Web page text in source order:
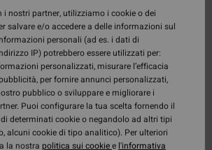
i nostri partner, utilizziamo i cookie o dei
salvare e/o accedere a delle informazioni sul
personali (ad es. i dati di
IP) potrebbero essere utilizzati per:
personalizzati, misurare l’efficacia
per fornire annunci personalizzati,
pubblico o sviluppare e migliorare i
Puoi configurare la tua scelta fornendo il
determinati cookie o negandolo ad altri tipi
alcuni cookie di tipo analitico). Per ulteriori
la nostra politica sui cookiee l'informativa